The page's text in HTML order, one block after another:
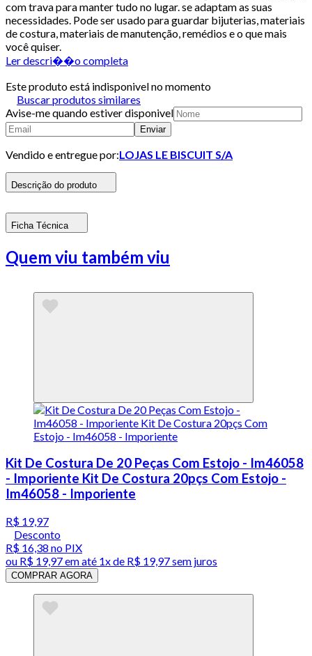
com trava para manter tudo no lugar. se adaptam as suas
necessidades. Pode ser usado para guardar bijuterias, materiais
de costura, materiais de manutenção, remédios e o que mais
você quiser.
Ler descri��o completa
Este produto está indisponivel no momento
Buscar produtos similares
Avise-me quando estiver disponivel
Enviar
Vendido e entregue por:LOJAS LE BISCUIT S/A
Descrição do produto
Ficha Técnica
Quem viu também viu
Kit De Costura De 20 Peças Com Estojo - Im46058
- Imporiente Kit De Costura 20pçs Com Estojo -
Im46058 - Imporiente
R$ 19,97
Desconto
R$ 16,38 no PIX
ou R$ 19,97em até 1x de R$ 19,97sem juros
COMPRAR AGORA